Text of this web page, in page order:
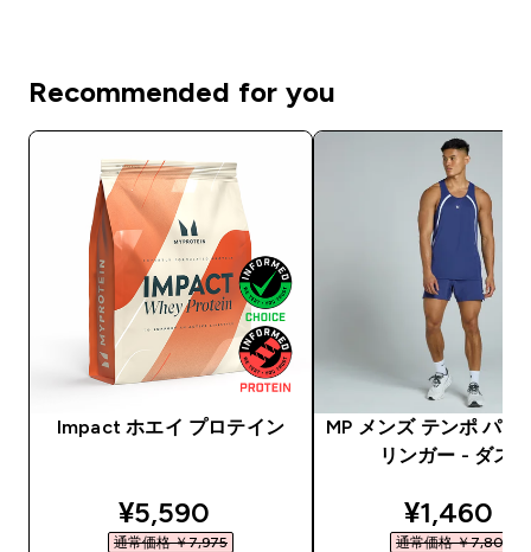
Recommended for you
Impact ホエイ プロテイン
discounted price
¥5,590‎
通常価格 ￥7,975‎
MP メンズ テンポ パネ
リンガー - ダスク
¥1,460‎
通常価格 ￥7,800‎